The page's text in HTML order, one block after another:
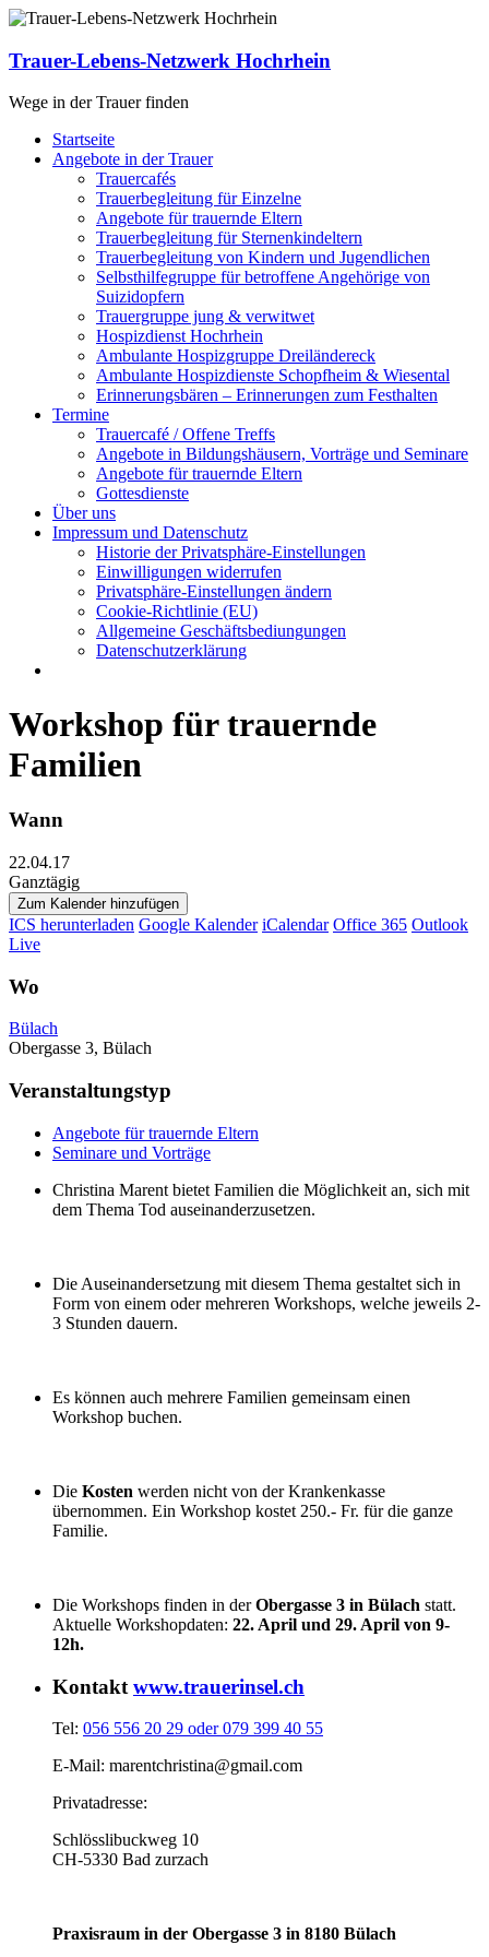
Zum
springen
Trauer-Lebens-Netzwerk Hochrhein
Wege in der Trauer finden
Menü
Startseite
Angebote in der Trauer
Trauercafés
Trauerbegleitung für Einzelne
Angebote für trauernde Eltern
Trauerbegleitung für Sternenkindeltern
Trauerbegleitung von Kindern und Jugendlichen
Selbsthilfegruppe für betroffene Angehörige von
Suizidopfern
Trauergruppe jung & verwitwet
Hospizdienst Hochrhein
Ambulante Hospizgruppe Dreiländereck
Ambulante Hospizdienste Schopfheim & Wiesental
Erinnerungsbären – Erinnerungen zum Festhalten
Termine
Trauercafé / Offene Treffs
Angebote in Bildungshäusern, Vorträge und Seminare
Angebote für trauernde Eltern
Gottesdienste
Über uns
Impressum und Datenschutz
Historie der Privatsphäre-Einstellungen
Einwilligungen widerrufen
Privatsphäre-Einstellungen ändern
Cookie-Richtlinie (EU)
Allgemeine Geschäftsbediungungen
Datenschutzerklärung
Workshop für trauernde
Familien
Wann
22.04.17
Ganztägig
Zum Kalender hinzufügen
ICS herunterladen Google Kalender iCalendar Office 365 Outlook
Live
Wo
Bülach
Obergasse 3, Bülach
Veranstaltungstyp
Angebote für trauernde Eltern
Seminare und Vorträge
Christina Marent bietet Familien die Möglichkeit an, sich mit
dem Thema Tod auseinanderzusetzen.
Die Auseinandersetzung mit diesem Thema gestaltet sich in
Form von einem oder mehreren Workshops, welche jeweils 2-
3 Stunden dauern.
Es können auch mehrere Familien gemeinsam einen
Workshop buchen.
Die Kosten werden nicht von der Krankenkasse
übernommen. Ein Workshop kostet 250.- Fr. für die ganze
Familie.
Die Workshops finden in derObergasse 3 in Bülach statt.
Aktuelle Workshopdaten: 22. April und 29. April von 9-
12h.
Kontakt www.trauerinsel.ch
Tel: 056 556 20 29 oder 079 399 40 55
E-Mail: marentchristina@gmail.com
Privatadresse:
Schlösslibuckweg 10
CH-5330 Bad zurzach
Praxisraum in der Obergasse 3 in 8180 Bülach